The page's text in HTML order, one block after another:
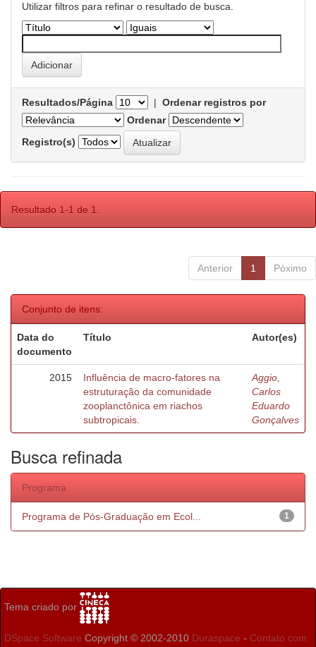
Utilizar filtros para refinar o resultado de busca.
Resultados/Página | Ordenar registros por
Ordenar
Registro(s)
Resultado 1-1 de 1.
Anterior 1 Póximo
Conjunto de itens:
Data do
documento
Título Autor(es)
2015
Influência de macro-fatores na
estruturação da comunidade
zooplanctônica em riachos
subtropicais.
Aggio,
Carlos
Eduardo
Gonçalves
Busca refinada
Programa
1
Programa de Pós-Graduação em Ecol...
Tema criado por
DSpace Software Copyright © 2002-2010 Duraspace - Contato com